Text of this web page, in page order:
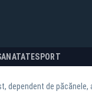
SPORT
dependent de